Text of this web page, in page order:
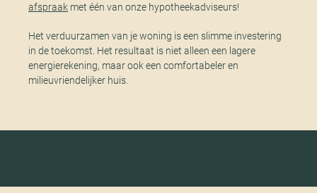
afspraakmet één van onze hypotheekadviseurs!
Het verduurzamen van je woning is een slimme investering
in de toekomst. Het resultaat is niet alleen een lagere
energierekening, maar ook een comfortabeler en
milieuvriendelijker huis.